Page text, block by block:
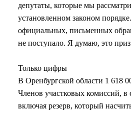
депутаты, которые мы
установленном законом
официальных, письменных
не поступало. Я думаю, это
Только цифры
В Оренбургской области 1 618
Членов участковых комиссий, в
включая резерв, который